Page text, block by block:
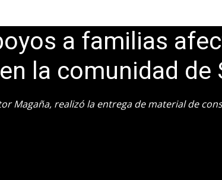
a familias
la comunidad de
Magaña, realizó la entrega de material de